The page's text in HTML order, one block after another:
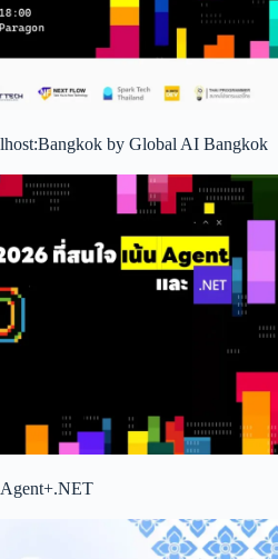
by Global AI Bangkok